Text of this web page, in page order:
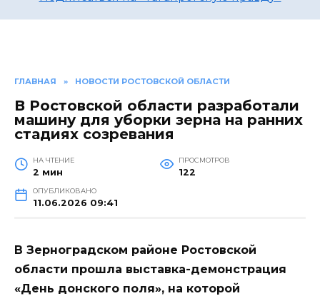
ГЛАВНАЯ » НОВОСТИ РОСТОВСКОЙ ОБЛАСТИ
В Ростовской области разработали
машину для уборки зерна на ранних
стадиях созревания
НА ЧТЕНИЕ
2 мин
ПРОСМОТРОВ
122
ОПУБЛИКОВАНО
11.06.2026 09:41
В Зерноградском районе Ростовской
области прошла выставка-демонстрация
«День донского поля», на которой